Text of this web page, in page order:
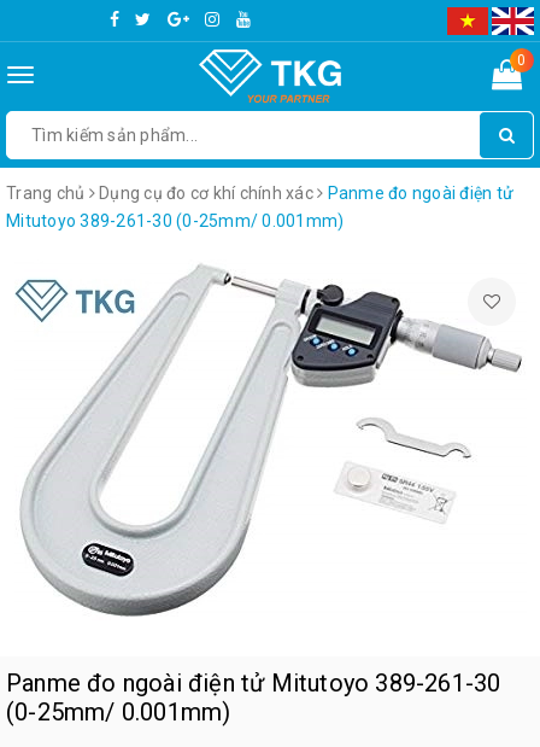
Toggle
0
Trang chủ Dụng cụ đo cơ khí chính xác
Panme đo ngoài điện tử
Mitutoyo 389-261-30 (0-25mm/ 0.001mm)
Panme đo ngoài điện tử Mitutoyo 389-261-30
(0-25mm/ 0.001mm)